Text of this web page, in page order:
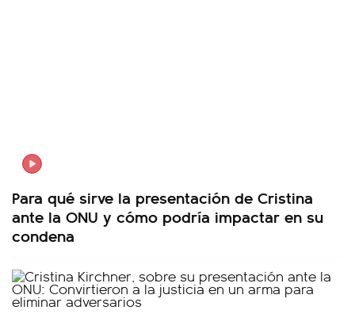
Para qué sirve la presentación de Cristina
ante la ONU y cómo podría impactar en su
condena